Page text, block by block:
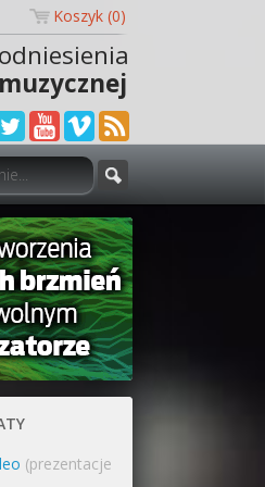
Koszyk (0)
(prezentacje